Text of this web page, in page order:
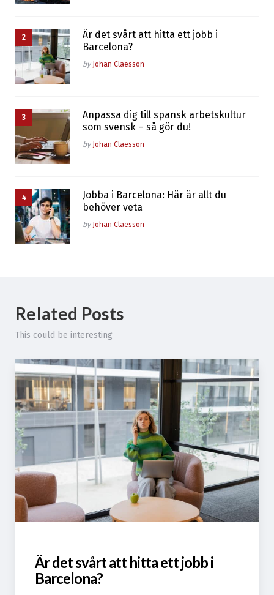
Är det svårt att hitta ett jobb i
Barcelona?
Posted
by Johan Claesson
Anpassa dig till spansk arbetskultur
som svensk – så gör du!
Posted
by Johan Claesson
Jobba i Barcelona: Här är allt du
behöver veta
Posted
by Johan Claesson
Related Posts
This could be interesting
Är det svårt att hitta ett jobb i
Barcelona?